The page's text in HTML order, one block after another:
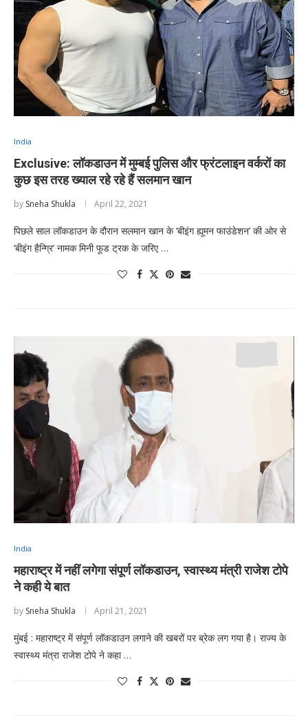
India
Exclusive: लॉकडाउन में मुम्बई पुलिस और फ्रंटलाइन वर्करों का
कुछ इस तरह ख्याल रहे रहे हैं सलमान खान
by Sneha Shukla April 22, 2021
पिछले साल लॉकडाउन के दौरान सलमान खान के ‘बीइंग ह्यूमन फाउंडेशन’ की ओर से
‘बीइंग हैन्ग्रि’ नामक मिनी फूड ट्रक के जरिए …
India
महाराष्ट्र में नहीं लगेगा संपूर्ण लॉकडाउन, स्वास्थ्य मंत्री राजेश टोपे
ने कही ये बात
by Sneha Shukla April 21, 2021
मुंबई : महाराष्ट्र में संपूर्ण लॉकडाउन लगाने की खबरों पर ब्रेक लग गया है। राज्य के
स्वास्थ्य मंत्रा राजेश टोपे ने कहा …